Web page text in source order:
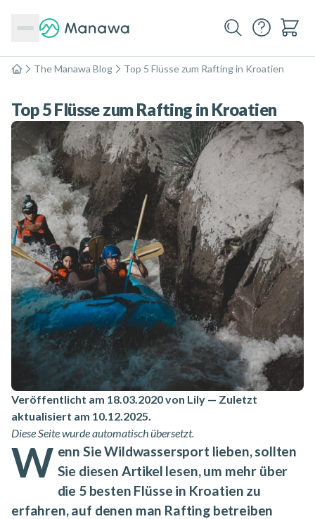
Home
The Manawa Blog Top 5 Flüsse zum Rafting in Kroatien
Top 5 Flüsse zum Rafting in Kroatien
Veröffentlicht am 18.03.2020 von Lily — Zuletzt
aktualisiert am 10.12.2025.
Diese Seite wurde automatisch übersetzt.
W enn Sie Wildwassersport lieben, sollten
Sie diesen Artikel lesen, um mehr über
die 5 besten Flüsse in Kroatien zu
erfahren, auf denen man Rafting betreiben